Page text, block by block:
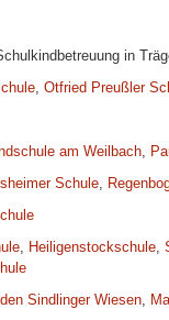
in
, Otfried Preußler
am Weilbach,
Schule,
, Heiligenstockschule,
Sindlinger Wiesen,